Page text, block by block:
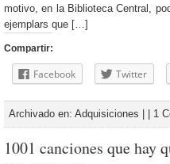
motivo, en la Biblioteca Central,
ejemplars que […]
Compartir:
Facebook Twitter
Archivado en: Adquisiciones 1
1001 canciones que hay